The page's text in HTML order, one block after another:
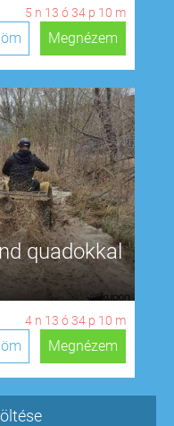
5 n13ó34 p9 m
Megnézem
quadokkal
4 n13ó34 p9 m
Megnézem